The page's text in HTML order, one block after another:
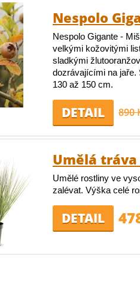
Nespolo
Nespolo Gigante -
velkými kožovitými
sladkými
dozrávajícími na
130 až 150 cm.
DETAIL 890
Umělá tráva
Umělé rostliny ve
zalévat. Výška celé
DETAIL